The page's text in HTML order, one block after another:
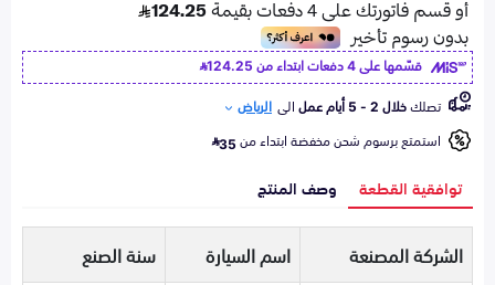
قسّمها على 4 دفعات ابتداء من
124.25
تصلكخلال 2 - 5 أيام عمل الى الرياض
استمتع برسوم شحن مخفضة ابتداء من35
توافقية القطعة وصف المنتج
الشركة المصنعة اسم السيارة
سنة الصنع